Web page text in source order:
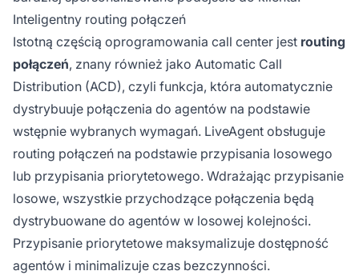
Inteligentny routing połączeń
Istotną częścią oprogramowania call center jest routing
połączeń, znany również jako Automatic Call
Distribution (ACD), czyli funkcja, która automatycznie
dystrybuuje połączenia do agentów na podstawie
wstępnie wybranych wymagań. LiveAgent obsługuje
routing połączeń na podstawie przypisania losowego
lub przypisania priorytetowego. Wdrażając przypisanie
losowe, wszystkie przychodzące połączenia będą
dystrybuowane do agentów w losowej kolejności.
Przypisanie priorytetowe maksymalizuje dostępność
agentów i minimalizuje czas bezczynności.